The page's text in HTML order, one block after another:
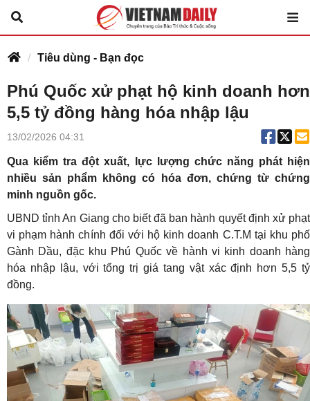
Tiêu dùng - Bạn đọc
Phú Quốc xử phạt hộ kinh doanh hơn
5,5 tỷ đồng hàng hóa nhập lậu
13/02/2026 04:31
Qua kiểm tra đột xuất, lực lượng chức năng phát hiện
nhiều sản phẩm không có hóa đơn, chứng từ chứng
minh nguồn gốc.
UBND tỉnh An Giang cho biết đã ban hành quyết định xử phạt
vi phạm hành chính đối với hộ kinh doanh C.T.M tại khu phố
Gành Dầu, đặc khu Phú Quốc về hành vi kinh doanh hàng
hóa nhập lậu, với tổng trị giá tang vật xác định hơn 5,5 tỷ
đồng.